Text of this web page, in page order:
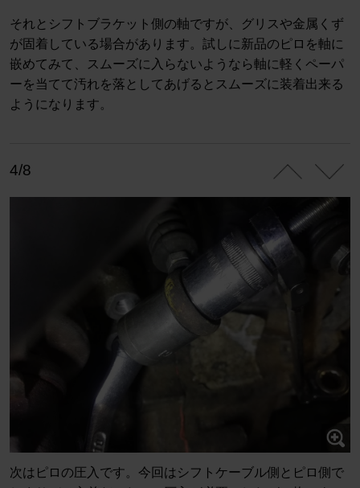
それとシフトブラケット側の軸ですが、グリスや金属くず
が固着している場合があります。試しに新品のピロを軸に
嵌めてみて、スムーズに入らないようなら軸に軽くペーパ
ーを当てて汚れを落としてあげるとスムーズに装着出来る
ようになります。
4/8
次はピロの圧入です。今回はシフトケーブル側とピロ側で